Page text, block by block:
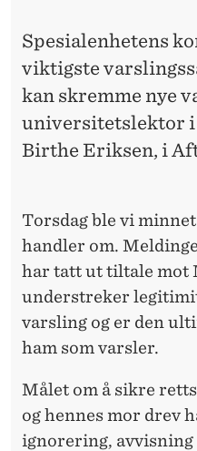
Spesialenhetens
viktigste
kan skremme nye
universitetslektor
Birthe Eriksen, i
Torsdag ble vi
handler om.
har tatt ut tiltale mot
understreker
varsling og er den
ham som varsler.
Målet om å sikre
og hennes mor drev
ignorering,